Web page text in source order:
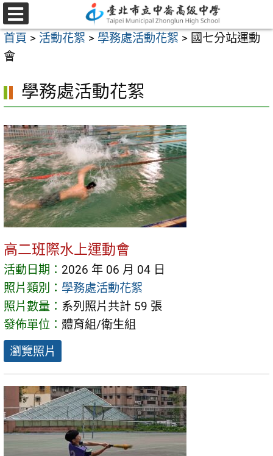
跳
至
主
要
容
選
單
首頁 > 活動花絮 > 學務處活動花絮 > 國七分站運動
會
學務處活動花絮
高二班際水上運動會
活動日期： 2026 年 06 月 04 日
照片類別： 學務處活動花絮
照片數量： 系列照片共計 59 張
發佈單位： 體育組/衛生組
瀏覽照片